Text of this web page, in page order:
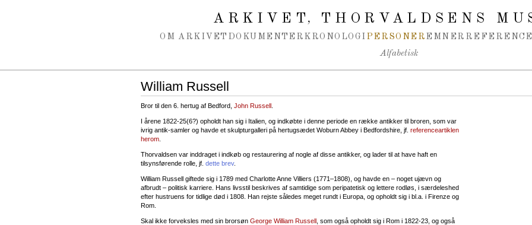
ARKIVET, THORVALDSENS
OM ARKIVET DOKUMENTER KRONOLOGI PERSONER EMNER
Alfabetisk
William Russell
Bror til den 6. hertug af Bedford, John Russell
I årene 1822-25(6?) opholdt han sig i Italien, og indkøbte i denne periode en række antikker til broren, som var
ivrig antik-samler og havde et skulpturgalleri på hertugsædet Woburn Abbey i Bedfordshire, jf. referenceartiklen
herom
Thorvaldsen var inddraget i indkøb og restaurering af nogle af disse antikker, og lader til at have haft en
tilsynsførende rolle, jf. dette brev.
William Russell giftede sig i 1789 med Charlotte Anne Villiers (1771–1808), og havde en – noget ujævn og
afbrudt – politisk karriere. Hans livsstil beskrives af samtidige som peripatetisk og lettere rodløs, i særdeleshed
efter hustruens for tidlige død i 1808. Han rejste således meget rundt i Europa, og opholdt sig i bl.a. i Firenze og
Rom.
Skal ikke forveksles med sin brorsøn George William Russell , som også opholdt sig i Rom i 1822-23, og også